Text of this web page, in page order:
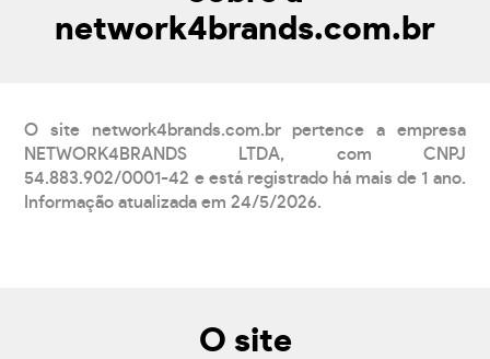
network4brands.com.br
O site network4brands.com.br pertence a empresa
NETWORK4BRANDS LTDA, com CNPJ
54.883.902/0001-42 e está registrado há mais de 1 ano.
Informação atualizada em 24/5/2026.
O site